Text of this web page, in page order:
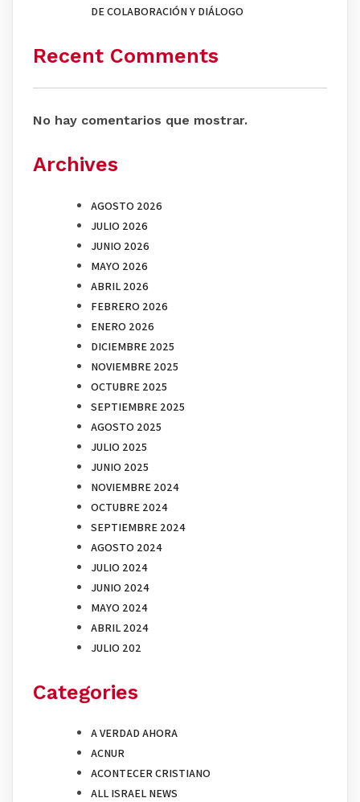
DE COLABORACIÓN Y DIÁLOGO
Recent Comments
No hay comentarios que mostrar.
Archives
AGOSTO 2026
JULIO 2026
JUNIO 2026
MAYO 2026
ABRIL 2026
FEBRERO 2026
ENERO 2026
DICIEMBRE 2025
NOVIEMBRE 2025
OCTUBRE 2025
SEPTIEMBRE 2025
AGOSTO 2025
JULIO 2025
JUNIO 2025
NOVIEMBRE 2024
OCTUBRE 2024
SEPTIEMBRE 2024
AGOSTO 2024
JULIO 2024
JUNIO 2024
MAYO 2024
ABRIL 2024
JULIO 202
Categories
A VERDAD AHORA
ACNUR
ACONTECER CRISTIANO
ALL ISRAEL NEWS